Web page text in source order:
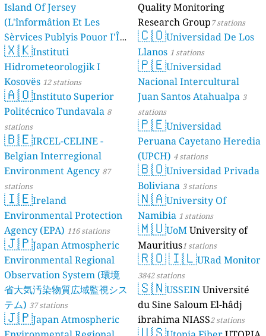
Island Of Jersey
(L'înformâtion Et Les
Sèrvices Publyis Pouor I'Île
Dé Jèrri) 2 stations
🇽🇰Instituti
Hidrometeorologjik I
Kosovës 12 stations
🇦🇴Instituto Superior
Politécnico Tundavala 8
stations
🇧🇪IRCEL-CELINE -
Belgian Interregional
Environment Agency 87
stations
🇮🇪Ireland
Environmental Protection
Agency (EPA) 116 stations
🇯🇵Japan Atmospheric
Environmental Regional
Observation System (環境
省大気汚染物質広域監視シス
テム) 37 stations
🇯🇵Japan Atmospheric
Quality Monitoring
Research Group7 stations
🇨🇴Universidad De Los
Llanos 1 stations
🇵🇪Universidad
Nacional Intercultural
Juan Santos Atahualpa 3
stations
🇵🇪Universidad
Peruana Cayetano Heredia
(UPCH) 4 stations
🇧🇴Universidad Privada
Boliviana 3 stations
🇳🇦University Of
Namibia 1 stations
🇲🇺UoMUniversity of
Mauritius1 stations
🇷🇴🇮🇱URad Monitor
3842 stations
🇸🇳USSEINUniversité
du Sine Saloum El-hâdj
ibrahima NIASS2 stations